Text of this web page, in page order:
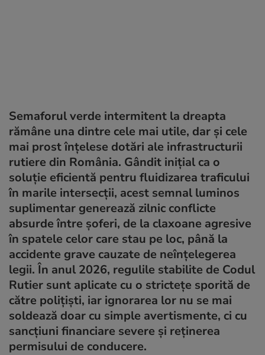
Semaforul verde intermitent la dreapta
rămâne una dintre cele mai utile, dar și cele
mai prost înțelese dotări ale infrastructurii
rutiere din România. Gândit inițial ca o
soluție eficientă pentru fluidizarea traficului
în marile intersecții, acest semnal luminos
suplimentar generează zilnic conflicte
absurde între șoferi, de la claxoane agresive
în spatele celor care stau pe loc, până la
accidente grave cauzate de neînțelegerea
legii. În anul 2026, regulile stabilite de Codul
Rutier sunt aplicate cu o strictețe sporită de
către polițiști, iar ignorarea lor nu se mai
soldează doar cu simple avertismente, ci cu
sancțiuni financiare severe și reținerea
permisului de conducere.